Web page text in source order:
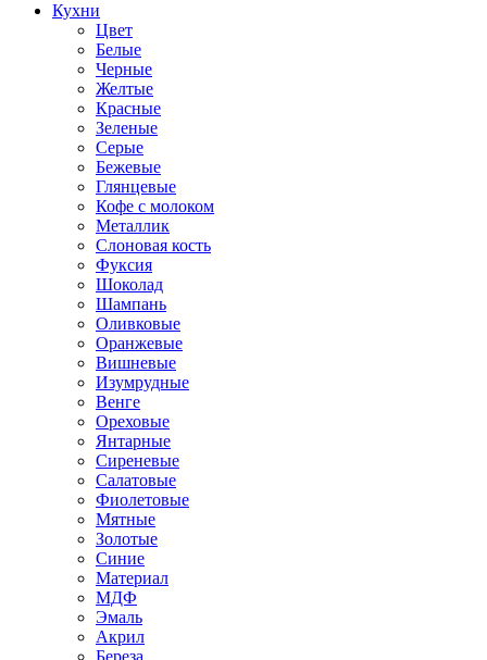
Кухни
Цвет
Белые
Черные
Желтые
Красные
Зеленые
Серые
Бежевые
Глянцевые
Кофе с молоком
Металлик
Слоновая кость
Фуксия
Шоколад
Шампань
Оливковые
Оранжевые
Вишневые
Изумрудные
Венге
Ореховые
Янтарные
Сиреневые
Салатовые
Фиолетовые
Мятные
Золотые
Синие
Материал
МДФ
Эмаль
Акрил
Береза